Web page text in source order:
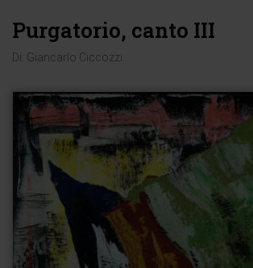
Purgatorio, canto III
Di: Giancarlo Ciccozzi